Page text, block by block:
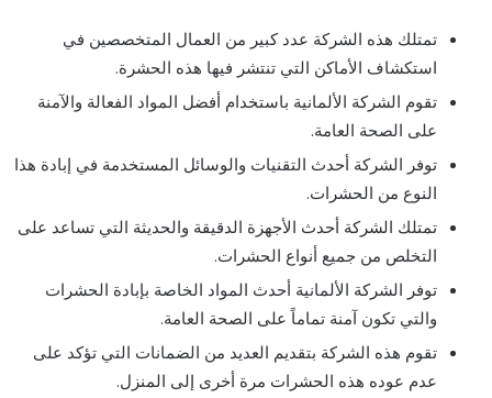
تمتلك هذه الشركة عدد كبير من العمال المتخصصين في
استكشاف الأماكن التي تنتشر فيها هذه الحشرة.
تقوم الشركة الألمانية باستخدام أفضل المواد الفعالة والآمنة
على الصحة العامة.
توفر الشركة أحدث التقنيات والوسائل المستخدمة في إبادة هذا
النوع من الحشرات.
تمتلك الشركة أحدث الأجهزة الدقيقة والحديثة التي تساعد على
التخلص من جميع أنواع الحشرات.
توفر الشركة الألمانية أحدث المواد الخاصة بإبادة الحشرات
والتي تكون آمنة تماماً على الصحة العامة.
تقوم هذه الشركة بتقديم العديد من الضمانات التي تؤكد على
عدم عوده هذه الحشرات مرة أخرى إلى المنزل.